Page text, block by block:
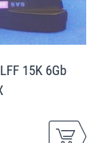
15K 6Gb